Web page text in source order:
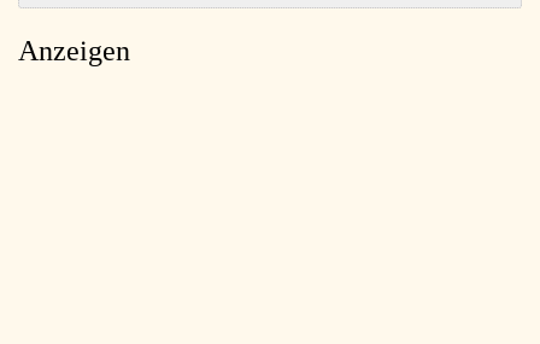
Anzeigen